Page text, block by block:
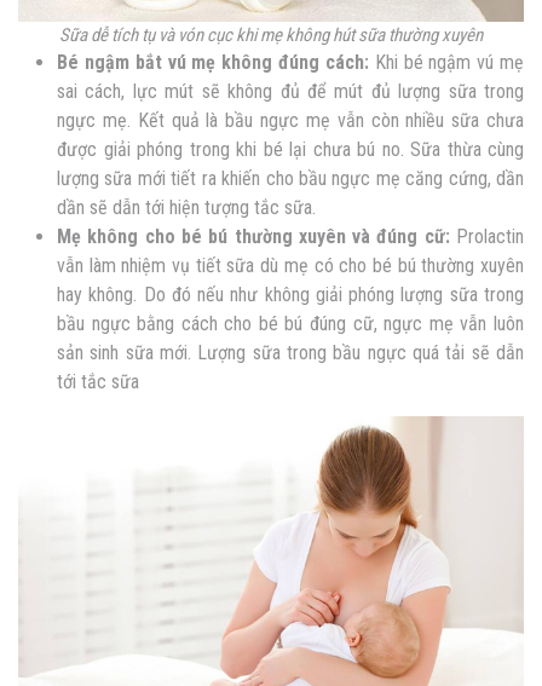
Sữa dễ tích tụ và vón cục khi mẹ không hút sữa thường xuyên
Bé ngậm bắt vú mẹ không đúng cách: Khi bé ngậm vú mẹ
sai cách, lực mút sẽ không đủ để mút đủ lượng sữa trong
ngực mẹ. Kết quả là bầu ngực mẹ vẫn còn nhiều sữa chưa
được giải phóng trong khi bé lại chưa bú no. Sữa thừa cùng
lượng sữa mới tiết ra khiến cho bầu ngực mẹ căng cứng, dần
dần sẽ dẫn tới hiện tượng tắc sữa.
Mẹ không cho bé bú thường xuyên và đúng cữ: Prolactin
vẫn làm nhiệm vụ tiết sữa dù mẹ có cho bé bú thường xuyên
hay không. Do đó nếu như không giải phóng lượng sữa trong
bầu ngực bằng cách cho bé bú đúng cữ, ngực mẹ vẫn luôn
sản sinh sữa mới. Lượng sữa trong bầu ngực quá tải sẽ dẫn
tới tắc sữa